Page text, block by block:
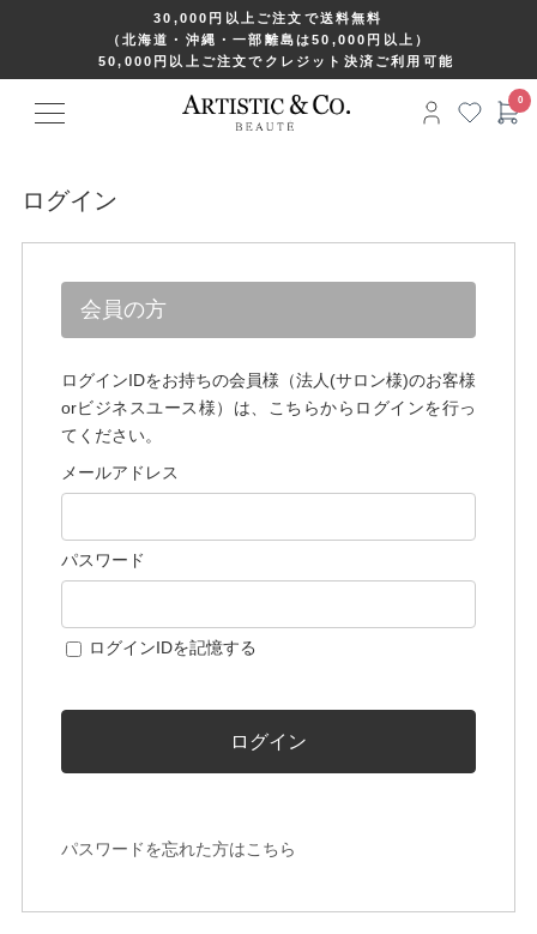
30,000円以上ご注文で送料無料
（北海道・沖縄・一部離島は50,000円以上）
50,000円以上ご注文でクレジット決済ご利用可能
ログイン
会員の方
ログインIDをお持ちの会員様（法人(サロン様)のお客様
orビジネスユース様）は、こちらからログインを行っ
てください。
メールアドレス
パスワード
ログインIDを記憶する
ログイン
パスワードを忘れた方はこちら